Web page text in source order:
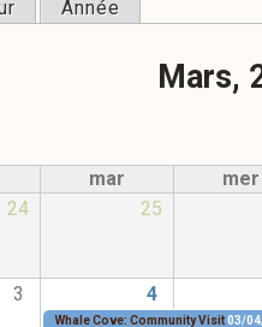
Année
Mars,
mar
mer
24 25
3 4
Whale Cove: Community Visit03/